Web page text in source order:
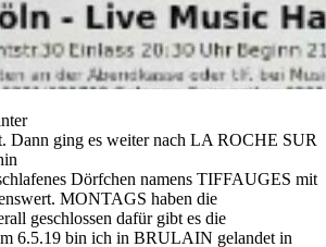
Dann ging es weiter nach LA ROCHE SUR
Dörfchen namens TIFFAUGES mit
MONTAGS haben die
geschlossen dafür gibt es die
6.5.19 bin ich in BRULAIN gelandet in